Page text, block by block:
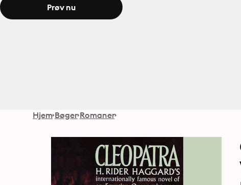
Prøv nu
Hjem Bøger Romaner